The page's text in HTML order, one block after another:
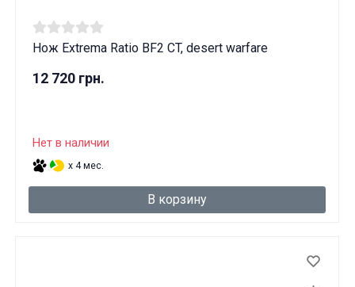
Нож Extrema Ratio BF2 CT, desert warfare
12 720 грн.
Нет в наличии
x 4 мес.
В корзину